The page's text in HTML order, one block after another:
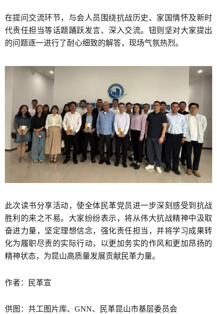
在提问交流环节，与会人员围绕抗战历史、家国情怀及新时
代责任担当等话题踊跃发言、深入交流。钮则坚对大家提出
的问题逐一进行了耐心细致的解答，现场气氛热烈。
此次读书分享活动，使全体民革党员进一步深刻感受到抗战
胜利的来之不易。大家纷纷表示，将从伟大抗战精神中汲取
奋进力量，坚定理想信念，强化责任担当，并将学习成果转
化为履职尽责的实际行动，以更加务实的作风和更加昂扬的
精神状态，为昆山高质量发展贡献民革力量。
作者：民革宣
供图：共工图片库、GNN、民革昆山市基层委员会